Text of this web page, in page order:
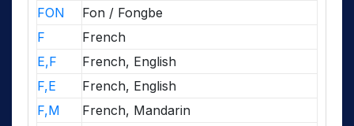
FON
Fon / Fongbe
F
French
E,F
French, English
F,E
French, English
F,M
French, Mandarin